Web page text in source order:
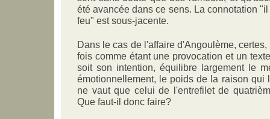
été avancée dans ce sens. La connotation
feu" est sous-jacente.
Dans le cas de l'affaire d'Angoulème,
fois comme étant une provocation et un
soit son intention, équilibre largement le
émotionnellement, le poids de la raison qui
ne vaut que celui de l'entrefilet de
Que faut-il donc faire?